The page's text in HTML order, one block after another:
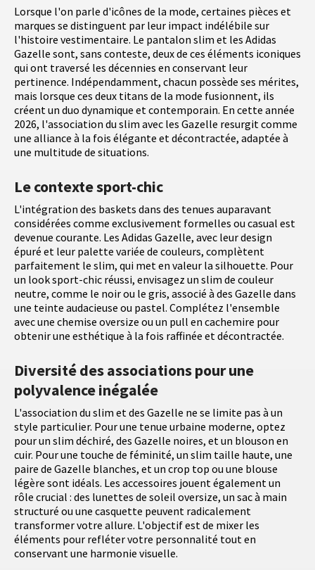
Lorsque l'on parle d'icônes de la mode, certaines pièces et
marques se distinguent par leur impact indélébile sur
l'histoire vestimentaire. Le pantalon slim et les Adidas
Gazelle sont, sans conteste, deux de ces éléments iconiques
qui ont traversé les décennies en conservant leur
pertinence. Indépendamment, chacun possède ses mérites,
mais lorsque ces deux titans de la mode fusionnent, ils
créent un duo dynamique et contemporain. En cette année
2026, l'association du slim avec les Gazelle resurgit comme
une alliance à la fois élégante et décontractée, adaptée à
une multitude de situations.
Le contexte sport-chic
L'intégration des baskets dans des tenues auparavant
considérées comme exclusivement formelles ou casual est
devenue courante. Les Adidas Gazelle, avec leur design
épuré et leur palette variée de couleurs, complètent
parfaitement le slim, qui met en valeur la silhouette. Pour
un look sport-chic réussi, envisagez un slim de couleur
neutre, comme le noir ou le gris, associé à des Gazelle dans
une teinte audacieuse ou pastel. Complétez l'ensemble
avec une chemise oversize ou un pull en cachemire pour
obtenir une esthétique à la fois raffinée et décontractée.
Diversité des associations pour une
polyvalence inégalée
L'association du slim et des Gazelle ne se limite pas à un
style particulier. Pour une tenue urbaine moderne, optez
pour un slim déchiré, des Gazelle noires, et un blouson en
cuir. Pour une touche de féminité, un slim taille haute, une
paire de Gazelle blanches, et un crop top ou une blouse
légère sont idéals. Les accessoires jouent également un
rôle crucial : des lunettes de soleil oversize, un sac à main
structuré ou une casquette peuvent radicalement
transformer votre allure. L'objectif est de mixer les
éléments pour refléter votre personnalité tout en
conservant une harmonie visuelle.